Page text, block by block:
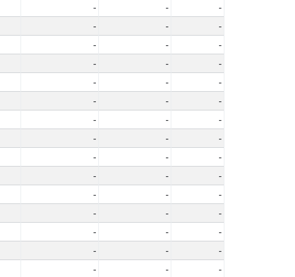
- -
-
- -
-
- -
-
- -
-
- -
-
- -
-
- -
-
- -
-
- -
-
- -
-
- -
-
- -
-
- -
-
- -
-
- -
-